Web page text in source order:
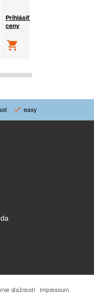
Prihlásiť sa a zobraziť
ceny
easy
sťažností Impressum